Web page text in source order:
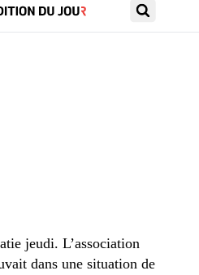
jeudi. L’association
dans une situation de